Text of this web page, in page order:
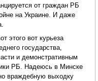
от граждан РБ
на Украине. И даже
этого вот курьеза
государства,
и демонстративным
РБ. Надеюсь в Минске
враждебную выходку